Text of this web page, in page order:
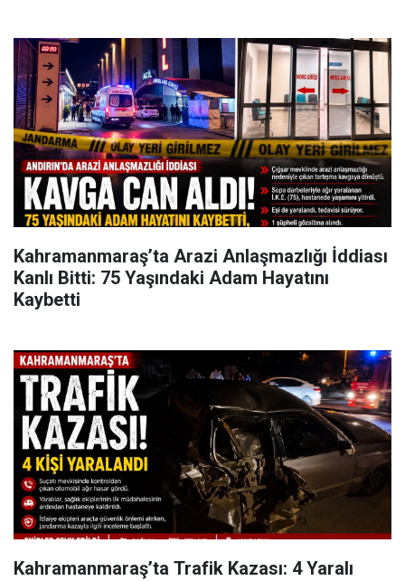
Kahramanmaraş’ta Arazi Anlaşmazlığı İddiası
Kanlı Bitti: 75 Yaşındaki Adam Hayatını
Kaybetti
Kahramanmaraş’ta Trafik Kazası: 4 Yaralı